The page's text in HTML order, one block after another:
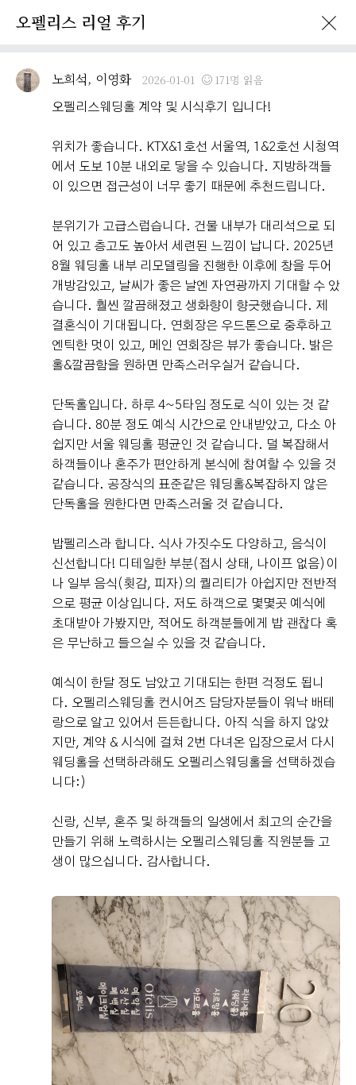
오펠리스 리얼 후기
노희석, 이영화 2026-01-01 171명 읽음
오펠리스웨딩홀 계약 및 시식후기 입니다!
위치가 좋습니다. KTX&1호선 서울역, 1&2호선 시청역
에서 도보 10분 내외로 닿을 수 있습니다. 지방하객들
이 있으면 접근성이 너무 좋기 때문에 추천드립니다.
분위기가 고급스럽습니다. 건물 내부가 대리석으로 되
어 있고 층고도 높아서 세련된 느낌이 납니다. 2025년
8월 웨딩홀 내부 리모델링을 진행한 이후에 창을 두어
개방감있고, 날씨가 좋은 날엔 자연광까지 기대할 수 았
습니다. 훨씬 깔끔해졌고 생화향이 향긋했습니다. 제
결혼식이 기대됩니다. 연회장은 우드톤으로 중후하고
엔틱한 멋이 있고, 메인 연회장은 뷰가 좋습니다. 밝은
홀&깔끔함을 원하면 만족스러우실거 같습니다.
단독홀입니다. 하루 4~5타임 정도로 식이 있는 것 같
습니다. 80분 정도 예식 시간으로 안내받았고, 다소 아
쉽지만 서울 웨딩홀 평균인 것 같습니다. 덜 복잡해서
하객들이나 혼주가 편안하게 본식에 참여할 수 있을 것
같습니다. 공장식의 표준같은 웨딩홀&복잡하지 않은
단독홀을 원한다면 만족스러울 것 같습니다.
밥펠리스라 합니다. 식사 가짓수도 다양하고, 음식이
신선합니다! 디테일한 부분(접시 상태, 나이프 없음)이
나 일부 음식(횟감, 피자)의 퀄리티가 아쉽지만 전반적
으로 평균 이상입니다. 저도 하객으로 몇몇곳 예식에
초대받아 가봤지만, 적어도 하객분들에게 밥 괜찮다 혹
은 무난하고 들으실 수 있을 것 같습니다.
예식이 한달 정도 남았고 기대되는 한편 걱정도 됩니
다. 오펠리스웨딩홀 컨시어즈 담당자분들이 워낙 배테
랑으로 알고 있어서 든든합니다. 아직 식을 하지 않았
지만, 계약 & 시식에 걸쳐 2번 다녀온 입장으로서 다시
웨딩홀을 선택하라해도 오펠리스웨딩홀을 선택하겠습
니다:)
신랑, 신부, 혼주 및 하객들의 일생에서 최고의 순간을
만들기 위해 노력하시는 오펠리스웨딩홀 직원분들 고
생이 많으십니다. 감사합니다.